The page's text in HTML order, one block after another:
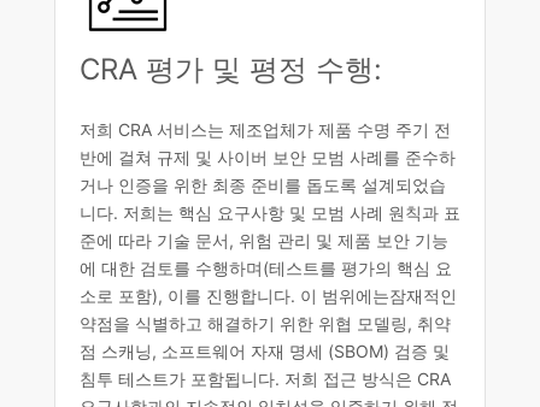
CRA 평가 및 평정 수행:
저희 CRA 서비스는 제조업체가 제품 수명 주기 전
반에 걸쳐 규제 및 사이버 보안 모범 사례를 준수하
거나 인증을 위한 최종 준비를 돕도록 설계되었습
니다. 저희는 핵심 요구사항 및 모범 사례 원칙과 표
준에 따라 기술 문서, 위험 관리 및 제품 보안 기능
에 대한 검토를 수행하며(테스트를 평가의 핵심 요
소로 포함), 이를 진행합니다. 이 범위에는잠재적인
약점을 식별하고 해결하기 위한 위협 모델링, 취약
점 스캐닝, 소프트웨어 자재 명세 (SBOM) 검증 및
침투 테스트가 포함됩니다. 저희 접근 방식은 CRA